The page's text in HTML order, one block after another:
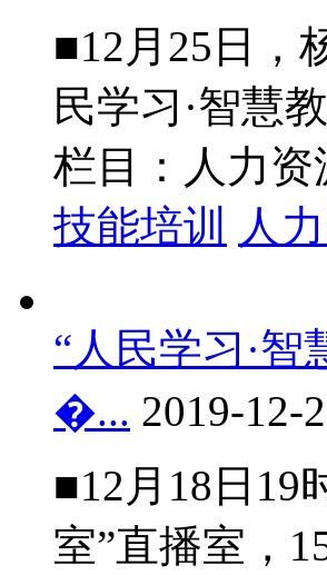
■12月25日，
民学习·智慧
栏目：人力
技能培训
人
“人民学习·
�... 2019-12-
■12月18日19
室”直播室，